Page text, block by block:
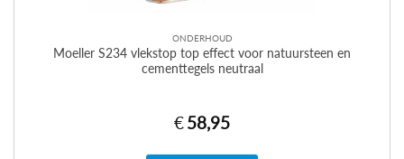
ONDERHOUD
Moeller S234 vlekstop top effect voor natuursteen en
cementtegels neutraal
€58,95